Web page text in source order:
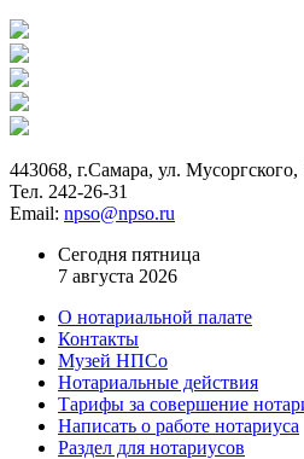
443068, г.Самара, ул. Мусоргского,
Тел. 242-26-31
Email: npso@npso.ru
Сегодня пятница
7 августа 2026
О нотариальной палате
Контакты
Музей НПСо
Нотариальные действия
Тарифы за совершение
Написать о работе нотариуса
Раздел для нотариусов